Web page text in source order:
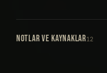
NOTLAR VE KAYNAKLAR12